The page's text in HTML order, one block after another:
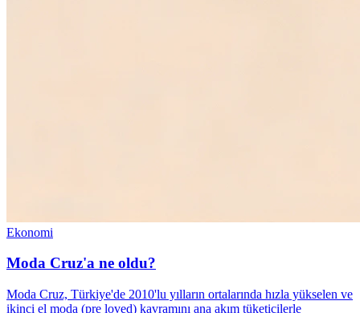
Ekonomi
Moda Cruz'a ne oldu?
Moda Cruz, Türkiye'de 2010'lu yılların ortalarında hızla yükselen ve
ikinci el moda (pre loved) kavramını ana akım tüketicilerle